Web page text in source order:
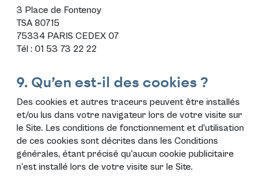
3 Place de Fontenoy
TSA 80715
75334 PARIS CEDEX 07
Tél : 01 53 73 22 22
9. Qu’en est-il des cookies ?
Des cookies et autres traceurs peuvent être installés
et/ou lus dans votre navigateur lors de votre visite sur
le Site. Les conditions de fonctionnement et d’utilisation
de ces cookies sont décrites dans les Conditions
générales, étant précisé qu'aucun cookie publicitaire
n'est installé lors de votre visite sur le Site.